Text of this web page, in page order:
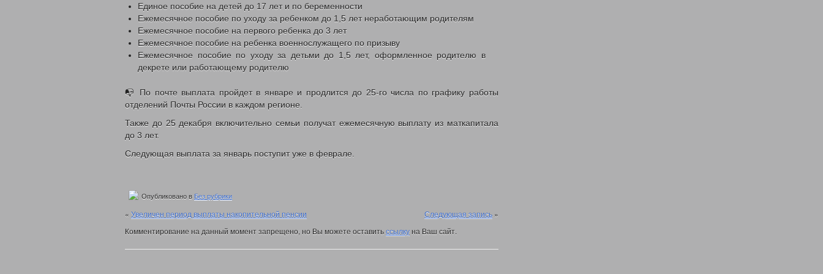
ВЫДАЧА УДОСТОВЕРЕНИЙ МНОГОДЕТНЫМ МАТЕРЯМ
ОБЛАСТНОЙ МАТЕРИНСКИЙ (СЕМЕЙНЫЙ) КАПИТАЛ
ВЫПЛАТЫ СЕМЬЯМ ВОЕННОСЛУЖАЩИМ И ЧЛЕНАМ ИХ СЕМЕЙ И ГРАЖДАНАМ ИМЕЮЩИХ ДЕТЕЙ
КООРДИНАЦИОННЫЙ ОТДЕЛ ПО ОБЕСПЕЧЕНИЮ ФУНКЦИОНИРОВАНИЯ СИСТЕМЫ ДОЛГОВРЕМЕННОГО УХОДА
ОТДЕЛ СОЦИАЛЬНО-ПРАВОВОЙ ЗАЩИТЫ НАСЕЛЕНИЯ
СОЦИАЛЬНЫЙ КОНТРАКТ
АДРЕСНАЯ МАТЕРИАЛЬНАЯ ПОМОЩЬ
АДРЕСНАЯ СОЦИАЛЬНАЯ ПОМОЩЬ
ВЫДАЧА СПРАВОК О ПРИЗНАНИИ ГРАЖДАН МАЛОИМУЩИМИ
ПРОЕЗД ОТДЕЛЬНЫМИ ВИДАМИ ТРАНСПОРТА
ДЕНЕЖНЫЕ ВЫПЛАТЫ
ПРИСВОЕНИЕ ЗВАНИЯ «ВЕТЕРАН ТРУДА»
ВОЗМЕЩЕНИЕ РАСХОДОВ НА ПОГРЕБЕНИЕ
ЗАКОНОДАТЕЛЬНЫЕ АКТЫ
ФЕДЕРАЛЬНЫЕ
РЕГИОНАЛЬНЫЕ
МЕРЫ СОЦИАЛЬНОЙ ПОДДЕРЖКИ ИНТЕРНЕТ ПРИЕМНАЯ
С ДНЕМ СОЦИАЛЬНОГО РАБОТНИКА
ДЕТСКИЙ ТЕЛЕФОН ДОВЕРИЯ
В ЦЕНТРЕ ВНИМАНИЯ – ПОЖАРНАЯ БЕЗОПАСНОСТЬ
ПРОТИВОПАВОДКОВЫЕ УЧЕНИЯ
Единое пособие на детей до 17 лет и по беременности
Ежемесячное пособие по уходу за ребенком до 1,5 лет неработающим родителям
Ежемесячное пособие на первого ребенка до 3 лет
Ежемесячное пособие на ребенка военнослужащего по призыву
Ежемесячное пособие по уходу за детьми до 1,5 лет, оформленное родителю в
декрете или работающему родителю
📭 По почте выплата пройдет в январе и продлится до 25-го числа по графику работы
отделений Почты России в каждом регионе.
Также до 25 декабря включительно семьи получат ежемесячную выплату из маткапитала
до 3 лет.
Следующая выплата за январь поступит уже в феврале.
Опубликовано в Без рубрики
« Увеличен период выплаты накопительной пенсии Следующая запись »
Комментирование на данный момент запрещено, но Вы можете оставитьссылкуна Ваш сайт.